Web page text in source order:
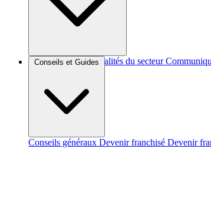
Brèves et actus Actualités du secteur
Conseils et Guides
Conseils généraux Devenir franchisé Devenir